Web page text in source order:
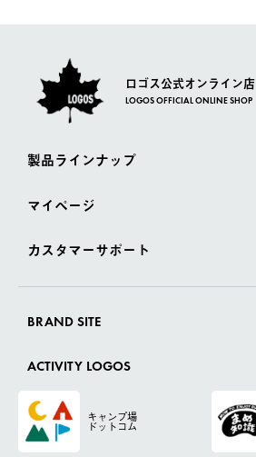
ロゴス公式オンライン店
LOGOS OFFICIAL ONLINE SHOP
製品ラインナップ
マイページ
カスタマーサポート
BRAND SITE
ACTIVITY LOGOS
キャンプ場
ドットコム